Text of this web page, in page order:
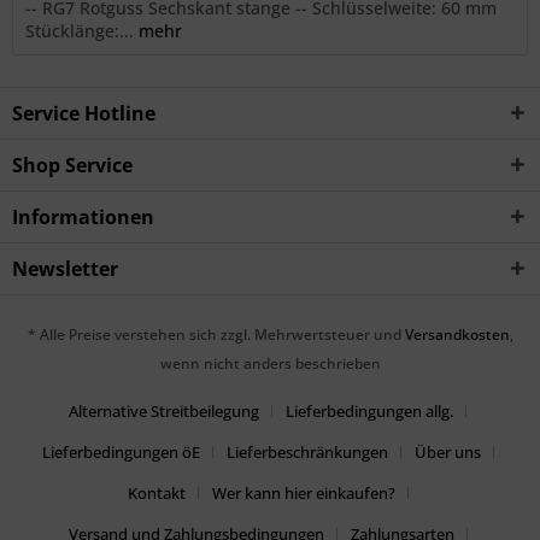
-- RG7 Rotguss Sechskant stange -- Schlüsselweite: 60 mm
Stücklänge:... mehr
Service Hotline
Shop Service
Informationen
Newsletter
* Alle Preise verstehen sich zzgl. Mehrwertsteuer und Versandkosten,
wenn nicht anders beschrieben
Alternative Streitbeilegung
Lieferbedingungen allg.
Lieferbedingungen öE
Lieferbeschränkungen
Über uns
Kontakt
Wer kann hier einkaufen?
Versand und Zahlungsbedingungen
Zahlungsarten